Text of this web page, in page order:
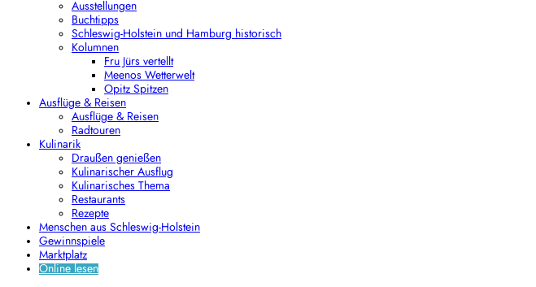
Ausstellungen
Buchtipps
Schleswig-Holstein und Hamburg historisch
Kolumnen
Fru Jürs vertellt
Meenos Wetterwelt
Opitz Spitzen
Ausflüge & Reisen
Ausflüge & Reisen
Radtouren
Kulinarik
Draußen genießen
Kulinarischer Ausflug
Kulinarisches Thema
Restaurants
Rezepte
Menschen aus Schleswig-Holstein
Gewinnspiele
Marktplatz
Online lesen